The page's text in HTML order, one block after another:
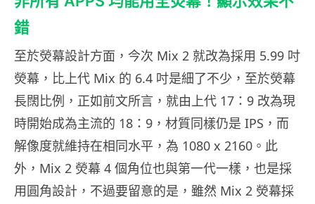
錯
至於熒幕設計方面，今次 Mix 2 就改為採用 5.99 吋
熒幕，比上代 Mix 的 6.4 吋是細了不少，至於熒幕
長闊比例，正如前文所言，就由上代 17：9 改為現
時開始成為主流的 18：9，材質同樣仍是 IPS，而
解像度就維持在相同水平，為 1080 x 2160。此
外，Mix 2 熒幕 4 個角位也與第一代一樣，也是採
用圓角設計，不過要留意的是，雖然 Mix 2 熒幕採